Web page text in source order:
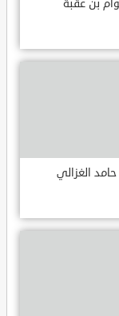
بن عقبة
الغزالي